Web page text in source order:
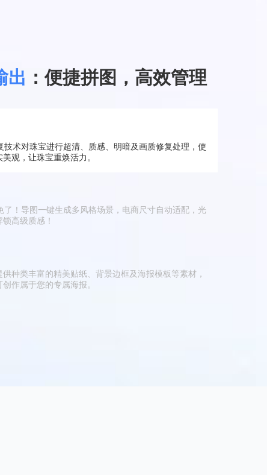
出 ：便捷拼图，高效管理
术对珠宝进行超清、质感、明暗及画质修复处理，使
观，让珠宝重焕活力。
了！导图一键生成多风格场景，电商尺寸自动适配，光
高级质感！
种类丰富的精美贴纸、背景边框及海报模板等素材，
作属于您的专属海报。